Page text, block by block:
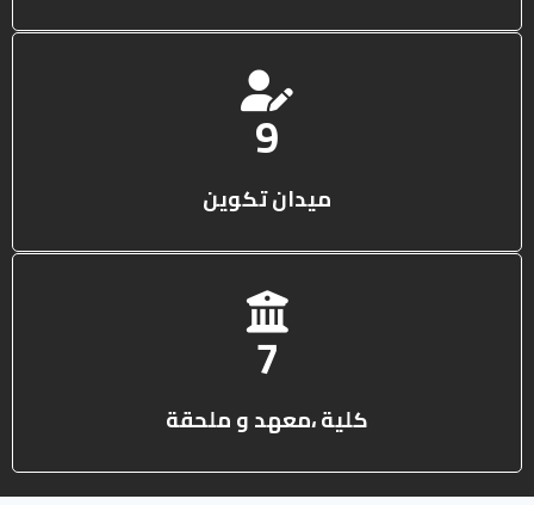
13
ميدان تكوين
10
كلية ،معهد و ملحقة